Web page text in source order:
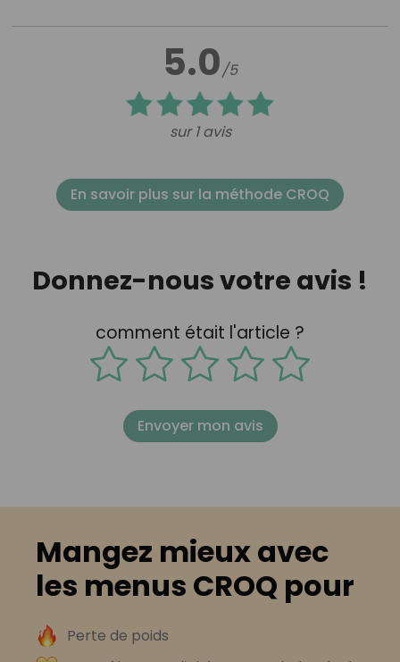
5.0/5
sur 1 avis
En savoir plus sur la méthode CROQ
Donnez-nous votre avis !
comment était l'article ?
Envoyer mon avis
Mangez mieux avec
les menus CROQ pour
Perte de poids